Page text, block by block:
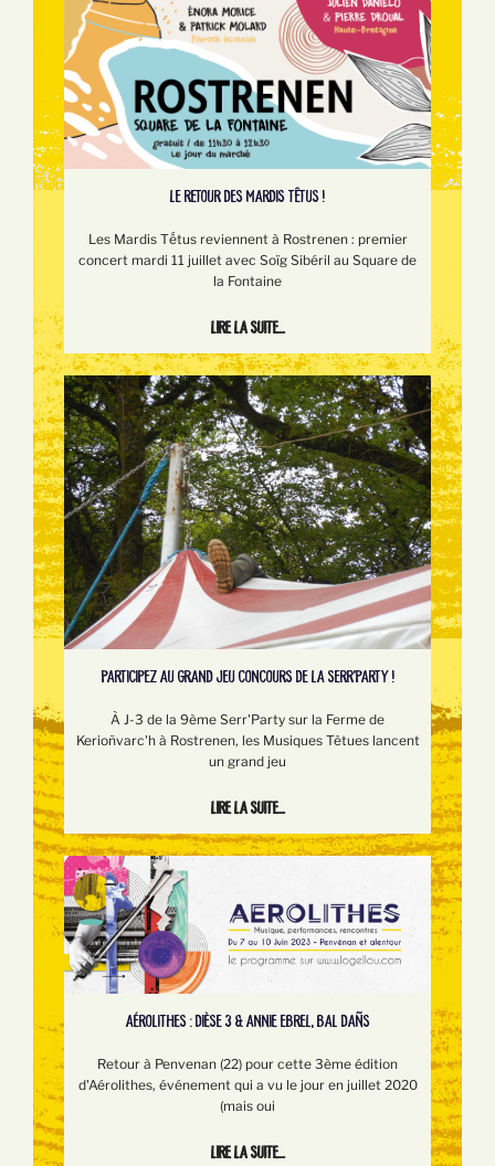
LE RETOUR DES MARDIS TÊTUS !
Les Mardis Tếtus reviennent à Rostrenen : premier
concert mardi 11 juillet avec Soïg Sibéril au Square de
la Fontaine
Lire la suite...
PARTICIPEZ AU GRAND JEU CONCOURS DE LA SERR'PARTY !
À J-3 de la 9ème Serr'Party sur la Ferme de
Kerioñvarc'h à Rostrenen, les Musiques Têtues lancent
un grand jeu
Lire la suite...
AÉROLITHES : DIÈSE 3 & ANNIE EBREL, BAL DAÑS
Retour à Penvenan (22) pour cette 3ème édition
d'Aérolithes, événement qui a vu le jour en juillet 2020
(mais oui
Lire la suite...